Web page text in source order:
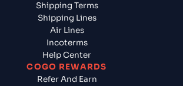
Shipping Terms
Shipping Lines
Air Lines
Incoterms
Help Center
COGO REWARDS
Refer And Earn